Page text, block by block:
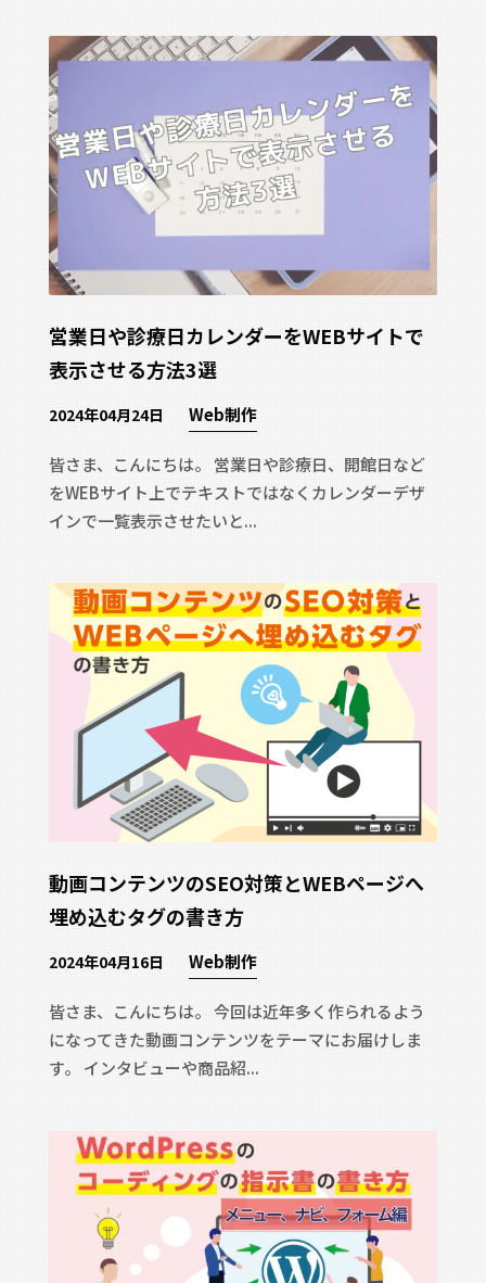
営業日や診療日カレンダーをWEBサイトで
表示させる方法3選
2024年04月24日 Web制作
皆さま、こんにちは。 営業日や診療日、開館日など
をWEBサイト上でテキストではなくカレンダーデザ
インで一覧表示させたいと...
動画コンテンツのSEO対策とWEBページへ
埋め込むタグの書き方
2024年04月16日 Web制作
皆さま、こんにちは。 今回は近年多く作られるよう
になってきた動画コンテンツをテーマにお届けしま
す。 インタビューや商品紹...